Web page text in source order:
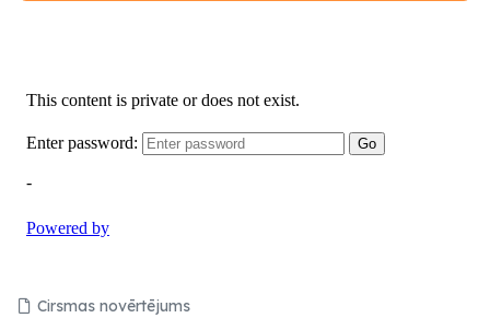
Cirsmas novērtējums